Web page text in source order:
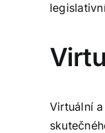
Virtuální